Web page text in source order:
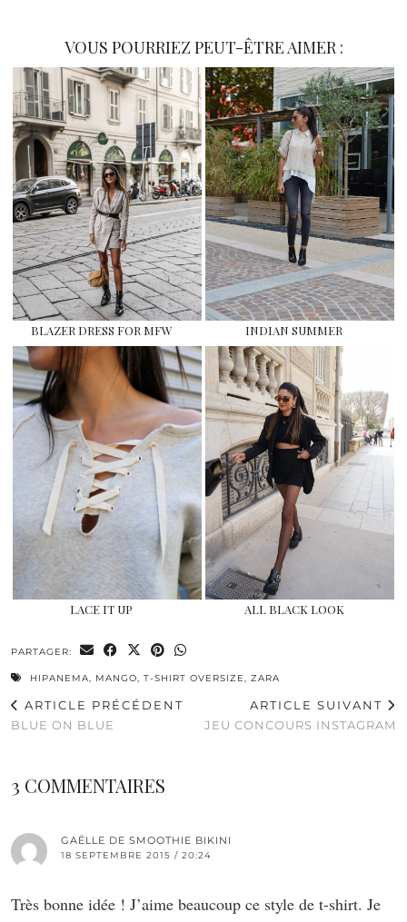
VOUS POURRIEZ PEUT-ÊTRE AIMER :
BLAZER DRESS FOR MFW INDIAN SUMMER
LACE IT UP ALL BLACK LOOK
PARTAGER:
HIPANEMA, MANGO, T-SHIRT OVERSIZE, ZARA
ARTICLE PRÉCÉDENT
BLUE ON BLUE
ARTICLE SUIVANT
JEU CONCOURS INSTAGRAM
3 COMMENTAIRES
GAËLLE DE SMOOTHIE BIKINI
18 SEPTEMBRE 2015 / 20:24
Très bonne idée ! J’aime beaucoup ce style de t-shirt. Je